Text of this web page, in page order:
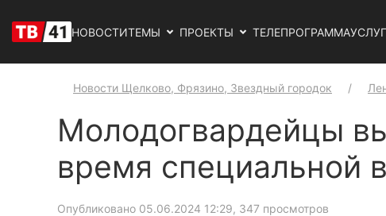
НОВОСТИТЕМЫ ПРОЕКТЫ ТЕЛЕПРОГРАММА
Новости Щелково, Фрязино, Звездный городок
Молодогвардейцы
время специальной
Опубликовано 05.06.2024 12:29, 347 просмотров